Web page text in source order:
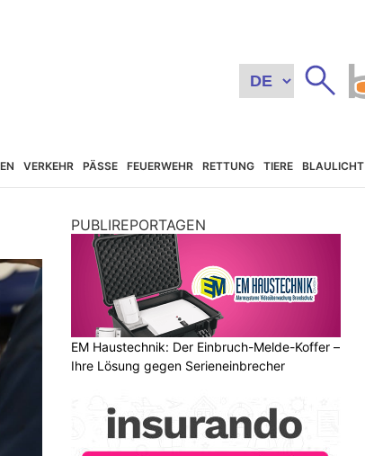
VERKEHR PÄSSE FEUERWEHR RETTUNG TIERE BLAULICHT
PUBLIREPORTAGEN
EM Haustechnik: Der Einbruch-Melde-Koffer –
Ihre Lösung gegen Serieneinbrecher